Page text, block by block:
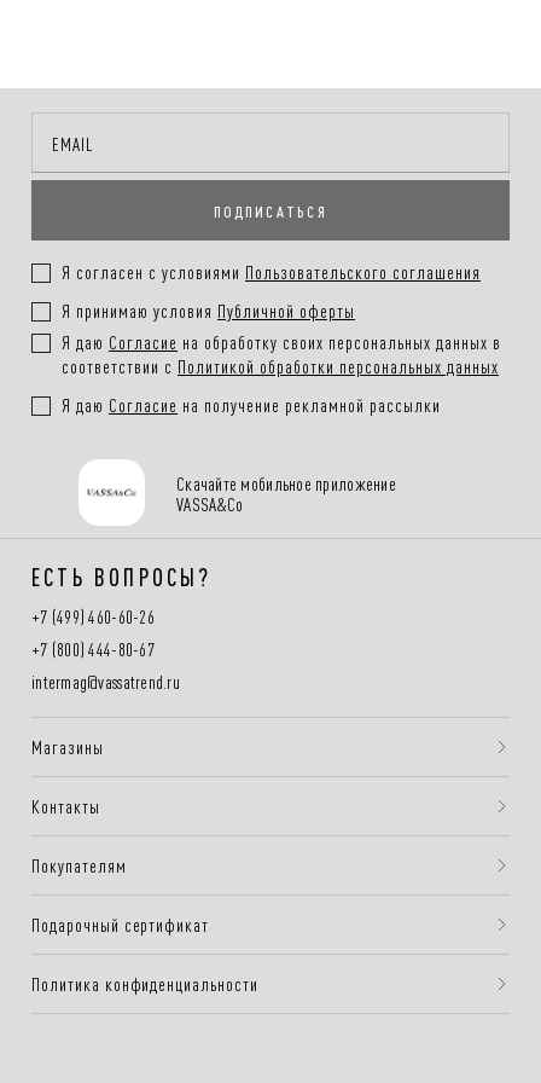
Онлайн-оплата на сайте, наличными или картой при получении
заказа
Покупателям.
ПОДПИСАТЬСЯ
Я согласен с условиями Пользовательского соглашения
Я принимаю условия Публичной оферты
Я даю Согласие на обработку своих персональных данных в
соответствии с Политикой обработки персональных данных
Я даю Согласие на получение рекламной рассылки
Скачайте мобильное приложение
VASSA&Co
ЕСТЬ ВОПРОСЫ?
+7 (499) 460-60-26
+7 (800) 444-80-67
intermag@vassatrend.ru
Магазины
Контакты
Покупателям
Подарочный сертификат
Политика конфиденциальности